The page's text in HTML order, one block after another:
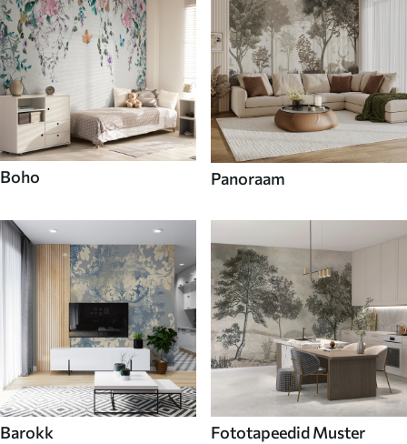
Boho Panoraam
Barokk Fototapeedid Muster